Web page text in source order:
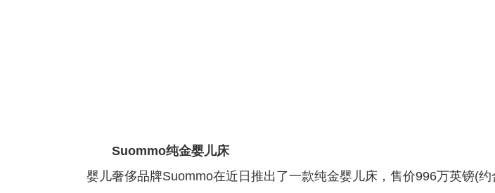
Suommo纯金婴儿床
婴儿奢侈品牌Suommo在近日推出了一款纯金婴儿床，售价996万英镑(约